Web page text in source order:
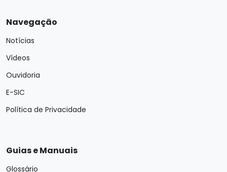
Navegação
Notícias
Vídeos
Ouvidoria
E-SIC
Política de Privacidade
Guias e Manuais
Glossário